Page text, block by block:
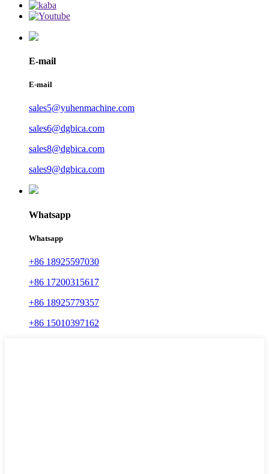
E-mail
E-mail
sales5@yuhenmachine.com
sales6@dgbica.com
sales8@dgbica.com
sales9@dgbica.com
Whatsapp
Whatsapp
+86 18925597030
+86 17200315617
+86 18925779357
+86 15010397162